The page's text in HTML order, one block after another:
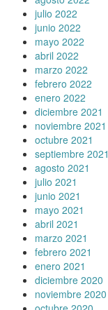
julio 2022
junio 2022
mayo 2022
abril 2022
marzo 2022
febrero 2022
enero 2022
diciembre 2021
noviembre 2021
octubre 2021
septiembre 2021
agosto 2021
julio 2021
junio 2021
mayo 2021
abril 2021
marzo 2021
febrero 2021
enero 2021
diciembre 2020
noviembre 2020